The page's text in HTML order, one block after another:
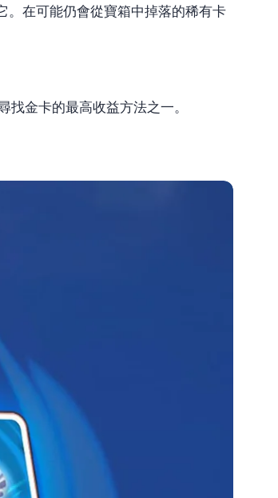
在可能仍會從寶箱中掉落的稀有卡
金卡的最高收益方法之一。